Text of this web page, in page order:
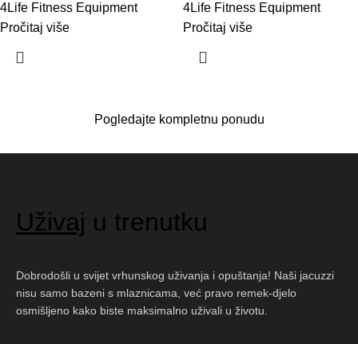
4Life Fitness Equipment
Pročitaj više
4Life Fitness Equipment
Pročitaj više
Pogledajte kompletnu ponudu
Uživaj u trenutku
Dobrodošli u svijet vrhunskog uživanja i opuštanja! Naši jacuzzi
nisu samo bazeni s mlaznicama, već pravo remek-djelo
osmišljeno kako biste maksimalno uživali u životu.